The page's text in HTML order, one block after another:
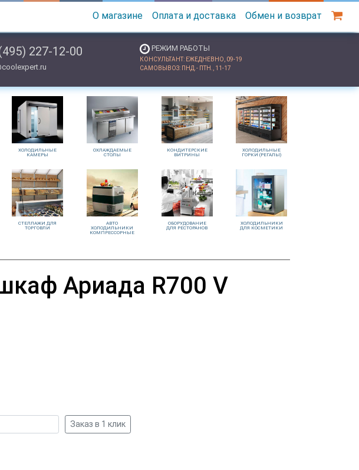
О магазине Оплата и доставка Обмен и возврат
227-12-00 РЕЖИМ РАБОТЫ
КОНСУЛЬТАНТ: ЕЖЕДНЕВНО, 09-19
САМОВЫВОЗ: ПНД.- ПТН., 11-17
ХОЛОДИЛЬНЫЕ
КАМЕРЫ
ОХЛАЖДАЕМЫЕ
СТОЛЫ
КОНДИТЕРСКИЕ
ВИТРИНЫ
ХОЛОДИЛЬНЫЕ
ГОРКИ (РЕГАЛЫ)
СТЕЛЛАЖИ ДЛЯ
ТОРГОВЛИ
АВТО
ХОЛОДИЛЬНИКИ
КОМПРЕССОРНЫЕ
ОБОРУДОВАНИЕ
ДЛЯ РЕСТОРАНОВ
ХОЛОДИЛЬНИКИ
ДЛЯ КОСМЕТИКИ
Ариада R700 V